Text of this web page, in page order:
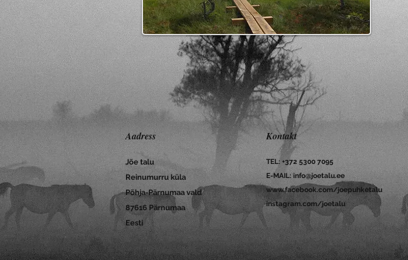
Aadress
Jõe talu
Reinumurru küla
Põhja-Pärnumaa vald
87616 Pärnumaa
Eesti
Kontakt
TEL: +372 5300 7095
E-MAIL:info@joetalu.ee
www.facebook.com/joepuhketalu
instagram.com/joetalu